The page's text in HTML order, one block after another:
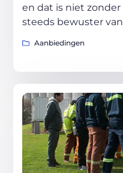
en dat is niet
steeds bewuster
Aanbiedingen